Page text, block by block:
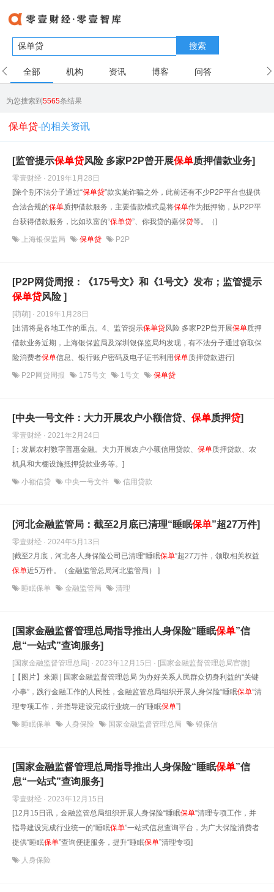
搜索
全部 机构 资讯 博客 问答
为您搜索到5565条结果
保单贷-的相关资讯
[监管提示保单贷风险 多家P2P曾开展保单质押借款业务]
零壹财经 · 2019年1月28日
[除个别不法分子通过“保单贷”款实施诈骗之外，此前还有不少P2P平台也提供
合法合规的保单质押借款服务，主要借款模式是将保单作为抵押物，从P2P平
台获得借款服务，比如玖富的“保单贷”、你我贷的嘉保贷等。（]
上海银保监局 保单贷 P2P
[P2P网贷周报：《175号文》和《1号文》发布；监管提示
保单贷风险 ]
[萌萌] · 2019年1月28日
[出清将是各地工作的重点。4、监管提示保单贷风险 多家P2P曾开展保单质押
借款业务近期，上海银保监局及深圳银保监局均发现，有不法分子通过窃取保
险消费者保单信息、银行账户密码及电子证书利用保单质押贷款进行]
P2P网贷周报 175号文 1号文 保单贷
[中央一号文件：大力开展农户小额信贷、 保单质押贷]
零壹财经 · 2021年2月24日
[；发展农村数字普惠金融。大力开展农户小额信用贷款、 保单质押贷款、农
机具和大棚设施抵押贷款业务等。]
小额信贷 中央一号文件 信用贷款
[河北金融监管局：截至2月底已清理“睡眠保单”超27万件]
零壹财经 · 2024年5月13日
[截至2月底，河北各人身保险公司已清理“睡眠保单”超27万件，领取相关权益
保单近5万件。（金融监管总局河北监管局） ]
睡眠保单 金融监管局 清理
[国家金融监督管理总局指导推出人身保险“睡眠保单”信
息“一站式”查询服务]
[国家金融监督管理总局] · 2023年12月15日 · [国家金融监督管理总局官微]
[【图片】来源 | 国家金融监督管理总局 为办好关系人民群众切身利益的“关键
小事”，践行金融工作的人民性，金融监管总局组织开展人身保险“睡眠保单”清
理专项工作，并指导建设完成行业统一的“睡眠保单”]
睡眠保单 人身保险 国家金融监督管理总局 银保信
[国家金融监督管理总局指导推出人身保险“睡眠保单”信
息“一站式”查询服务]
零壹财经 · 2023年12月15日
[12月15日讯，金融监管总局组织开展人身保险“睡眠保单”清理专项工作，并
指导建设完成行业统一的“睡眠保单”一站式信息查询平台，为广大保险消费者
提供“睡眠保单”查询便捷服务，提升“睡眠保单”清理专项]
人身保险